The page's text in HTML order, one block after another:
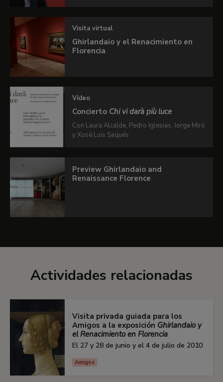
Visita virtual
Ghirlandaio y el Renacimiento en
Florencia
Vídeo
Concierto Chi vi darà più luce
Con Laura Alcalde, Pedro Iglesias, Jorge Miró
y Xosé Luis Saqués
Preview Ghirlandaio and
Renaissance Florence
Actividades relacionadas
Visita privada guiada para los
Amigos a la exposición Ghirlandaio y
el Renacimiento en Florencia
El 27 y 28 de junio y el 4 de julio de 2010
Amigos